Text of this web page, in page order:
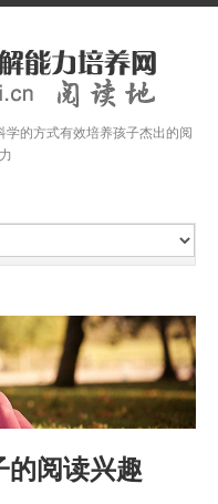
的方式有效培养孩子杰出的阅
的阅读兴趣